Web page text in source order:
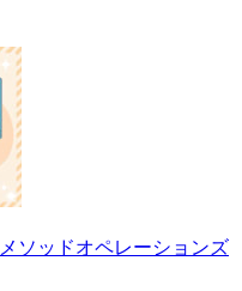
ソッドオペレーションズ